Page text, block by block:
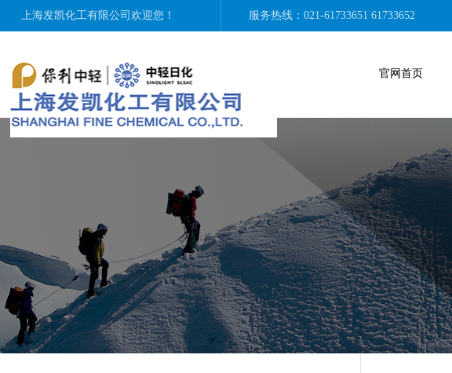
上海发凯化工有限公司 欢迎您！ 服务热线：021-61733651 61733652
官网首页